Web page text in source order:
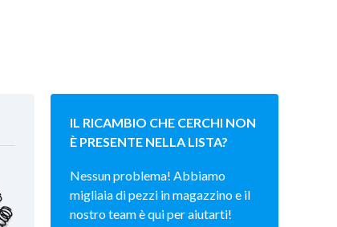
IL RICAMBIO CHE CERCHI NON
È PRESENTE NELLA LISTA?
Nessun problema! Abbiamo
migliaia di pezzi in magazzino e il
nostro team è qui per aiutarti!